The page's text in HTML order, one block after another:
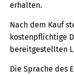
erhalten.
Nach dem Kauf
kostenpflichtige
bereitgestellten
Die Sprache des